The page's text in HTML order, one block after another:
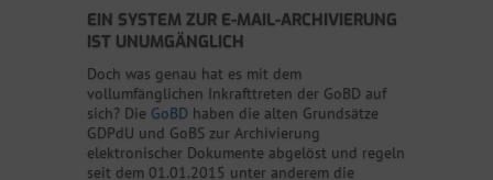
EIN SYSTEM ZUR E-MAIL-ARCHIVIERUNG
IST UNUMGÄNGLICH
Doch was genau hat es mit dem
vollumfänglichen Inkrafttreten der GoBD auf
sich? Die GoBD haben die alten Grundsätze
GDPdU und GoBS zur Archivierung
elektronischer Dokumente abgelöst und regeln
seit dem 01.01.2015 unter anderem die